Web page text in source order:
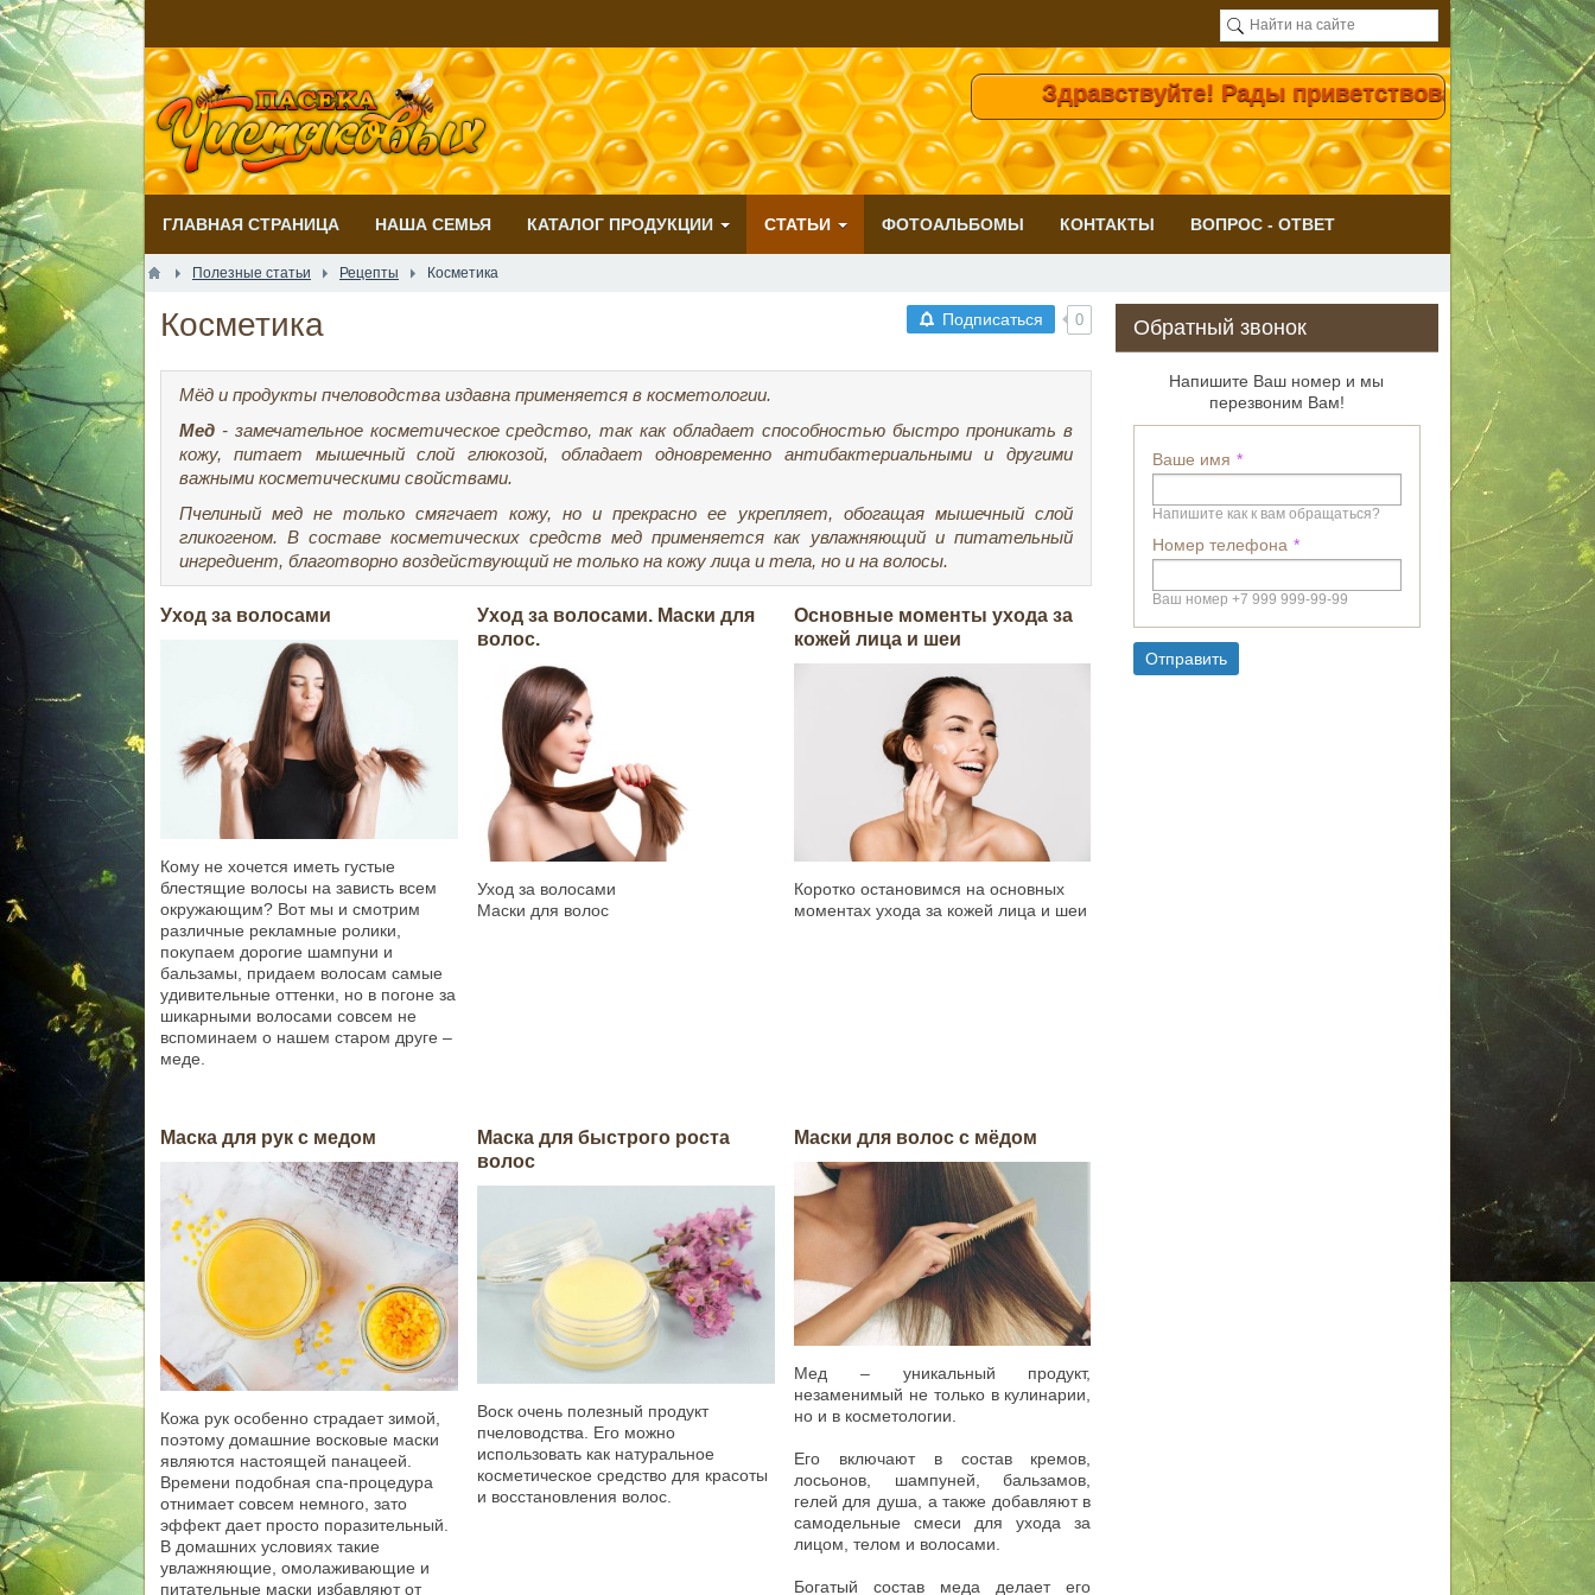
Здравствуйте! Рады приветствовать Вас на
ГЛАВНАЯ СТРАНИЦА НАША СЕМЬЯ КАТАЛОГ ПРОДУКЦИИ СТАТЬИ ФОТОАЛЬБОМЫ КОНТАКТЫ ВОПРОС - ОТВЕТ
Полезные статьи Рецепты Косметика
Подписаться 0
Косметика
Мёд и продукты пчеловодства издавна применяется в косметологии.
Мед- замечательное косметическое средство, так как обладает способностью быстро проникать в
кожу, питает мышечный слой глюкозой, обладает одновременно антибактериальными и другими
важными косметическими свойствами.
Пчелиный мед не только смягчает кожу, но и прекрасно ее укрепляет, обогащая мышечный слой
гликогеном. В составе косметических средств мед применяется как увлажняющий и питательный
ингредиент, благотворно воздействующий не только на кожу лица и тела, но и на волосы.
Уход за волосами
Кому не хочется иметь густые
блестящие волосы на зависть всем
окружающим? Вот мы и смотрим
различные рекламные ролики,
покупаем дорогие шампуни и
бальзамы, придаем волосам самые
удивительные оттенки, но в погоне за
шикарными волосами совсем не
вспоминаем о нашем старом друге –
меде.
Уход за волосами. Маски для
волос.
Уход за волосами
Маски для волос
Основные моменты ухода за
кожей лица и шеи
Коротко остановимся на основных
моментах ухода за кожей лица и шеи
Маска для рук с медом
Кожа рук особенно страдает зимой,
поэтому домашние восковые маски
являются настоящей панацеей.
Времени подобная спа-процедура
отнимает совсем немного, зато
эффект дает просто поразительный.
В домашних условиях такие
увлажняющие, омолаживающие и
питательные маски избавляют от
Маска для быстрого роста
волос
Воск очень полезный продукт
пчеловодства. Его можно
использовать как натуральное
косметическое средство для красоты
и восстановления волос.
Маски для волос с мёдом
Мед – уникальный продукт,
незаменимый не только в кулинарии,
но и в косметологии.
Его включают в состав кремов,
лосьонов, шампуней, бальзамов,
гелей для душа, а также добавляют в
самодельные смеси для ухода за
лицом, телом и волосами.
Богатый состав меда делает его
Обратный звонок
Напишите Ваш номер и мы
перезвоним Вам!
Ваше имя
Напишите как к вам обращаться?
Номер телефона
Ваш номер +7 999 999-99-99
Отправить